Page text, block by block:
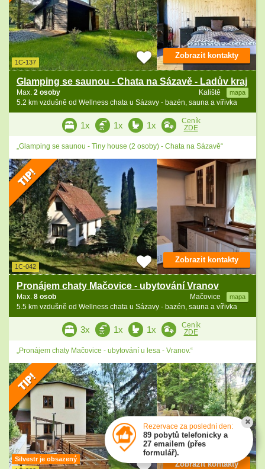
1C-137
Glamping se saunou - Chata na Sázavě - Ladův kraj
Kaliště mapa
Max. 2 osoby
5.2 km vzdušně od Wellness chata u Sázavy - bazén, sauna a vířivka
Zobrazit kontakty
1x 1x 1x
Ceník
ZDE
„Glamping se saunou - Tiny house (2 osoby) - Chata na Sázavě“
1C-042
Pronájem chaty Mačovice - ubytování Vranov
Mačovice mapa
Max. 8 osob
5.5 km vzdušně od Wellness chata u Sázavy - bazén, sauna a vířivka
Zobrazit kontakty
3x 1x 1x
Ceník
ZDE
„Pronájem chaty Mačovice - ubytování u lesa - Vranov.“
Silvestr je obsazený
Zobrazit kontakty
Rezervace za poslední den:
89 pobytů telefonicky a
27 emailem (přes
formulář).